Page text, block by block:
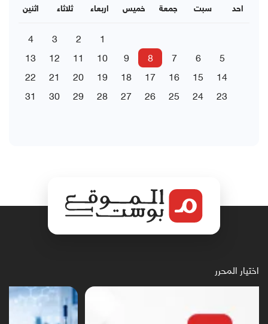
اثنين ثلاثاء اربعاء خميس جمعة سبت احد
1
2
3
4
5
6
7
8
9
10
11
12
13
14
15
16
17
18
19
20
21
22
23
24
25
26
27
28
29
30
31
اختيار المحرر